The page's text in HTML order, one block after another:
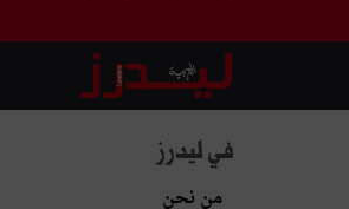
في ليدرز
من نحن